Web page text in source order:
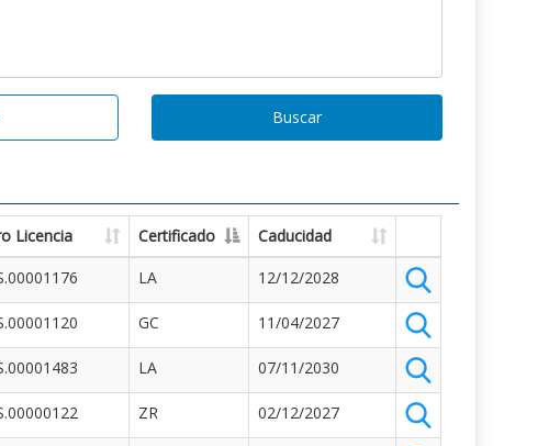
Buscar
Licencia Certificado
Caducidad
LA 12/12/2028
GC 11/04/2027
LA 07/11/2030
ZR 02/12/2027